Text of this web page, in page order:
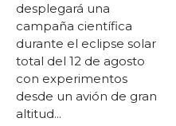
desplegará una
campaña científica
durante el eclipse solar
total del 12 de agosto
con experimentos
desde un avión de gran
altitud...